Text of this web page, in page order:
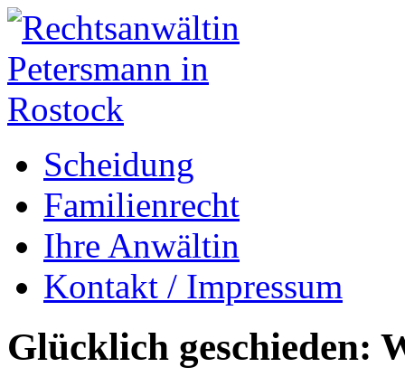
Scheidung
Familienrecht
Ihre Anwältin
Kontakt / Impressum
Glücklich geschieden: